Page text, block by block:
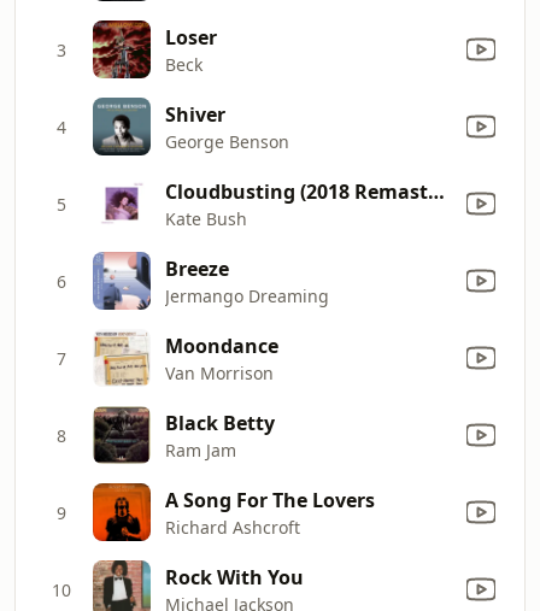
3 Loser
Beck
4 Shiver
George Benson
5 Cloudbusting (2018 Remaster)
Kate Bush
6 Breeze
Jermango Dreaming
7 Moondance
Van Morrison
8 Black Betty
Ram Jam
9 A Song For The Lovers
Richard Ashcroft
10 Rock With You
Michael Jackson